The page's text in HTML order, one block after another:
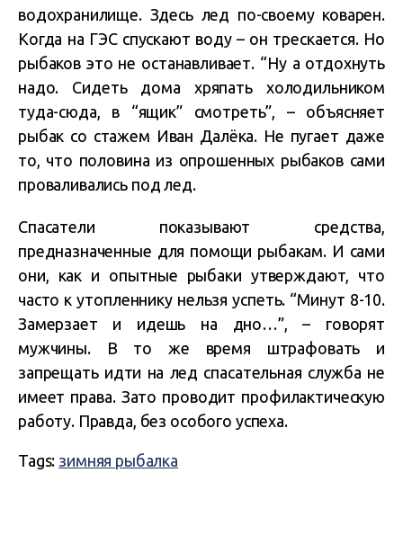
водохранилище. Здесь лед по-своему коварен.
Когда на ГЭС спускают воду – он трескается. Но
рыбаков это не останавливает. “Ну а отдохнуть
надо. Сидеть дома хряпать холодильником
туда-сюда, в “ящик” смотреть”, – объясняет
рыбак со стажем Иван Далёка. Не пугает даже
то, что половина из опрошенных рыбаков сами
проваливались под лед.
Спасатели показывают средства,
предназначенные для помощи рыбакам. И сами
они, как и опытные рыбаки утверждают, что
часто к утопленнику нельзя успеть. “Минут 8-10.
Замерзает и идешь на дно…”, – говорят
мужчины. В то же время штрафовать и
запрещать идти на лед спасательная служба не
имеет права. Зато проводит профилактическую
работу. Правда, без особого успеха.
Tags: зимняя рыбалка